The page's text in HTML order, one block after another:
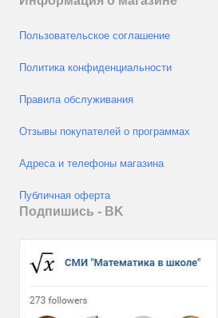
Пользовательское соглашение
Политика конфиденциальности
Правила обслуживания
Отзывы покупателей о программах
Адреса и телефоны магазина
Публичная оферта
Подпишись - ВK